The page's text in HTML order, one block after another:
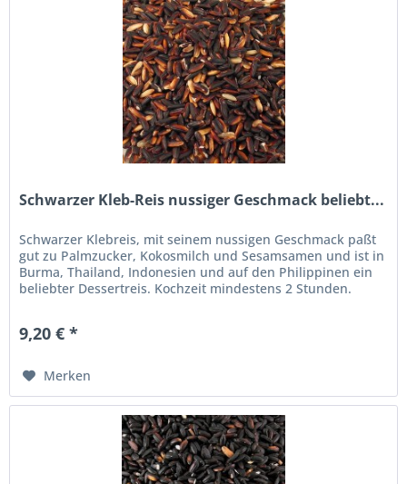
Schwarzer Kleb-Reis nussiger Geschmack beliebt...
Schwarzer Klebreis, mit seinem nussigen Geschmack paßt
gut zu Palmzucker, Kokosmilch und Sesamsamen und ist in
Burma, Thailand, Indonesien und auf den Philippinen ein
beliebter Dessertreis. Kochzeit mindestens 2 Stunden.
9,20 € *
Merken